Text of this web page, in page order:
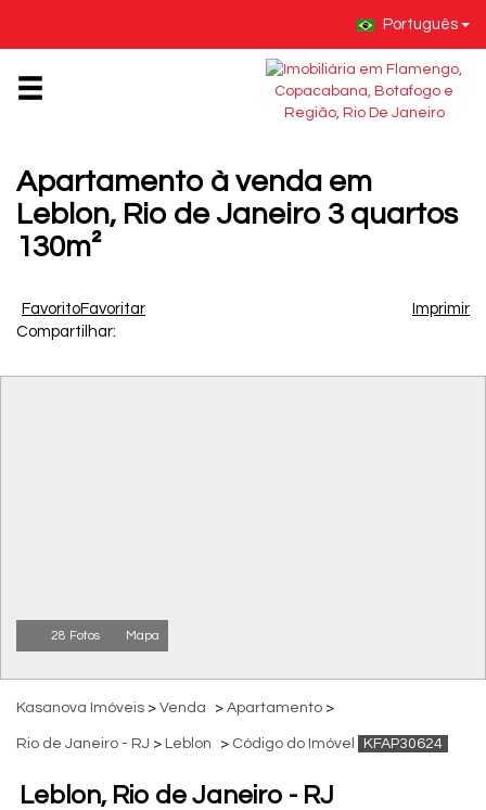
Português
Apartamento à venda em
Leblon, Rio de Janeiro 3 quartos
130m²
FavoritoFavoritar
Imprimir
Compartilhar:
28 Fotos Mapa
Kasanova Imóveis > Venda > Apartamento >
Rio de Janeiro - RJ > Leblon > Código do Imóvel KFAP30624
Leblon, Rio de Janeiro - RJ